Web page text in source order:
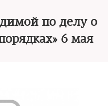
по делу о
6 мая